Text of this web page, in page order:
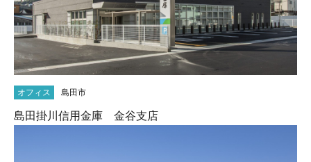
オフィス 島田市
島田掛川信用金庫 金谷支店